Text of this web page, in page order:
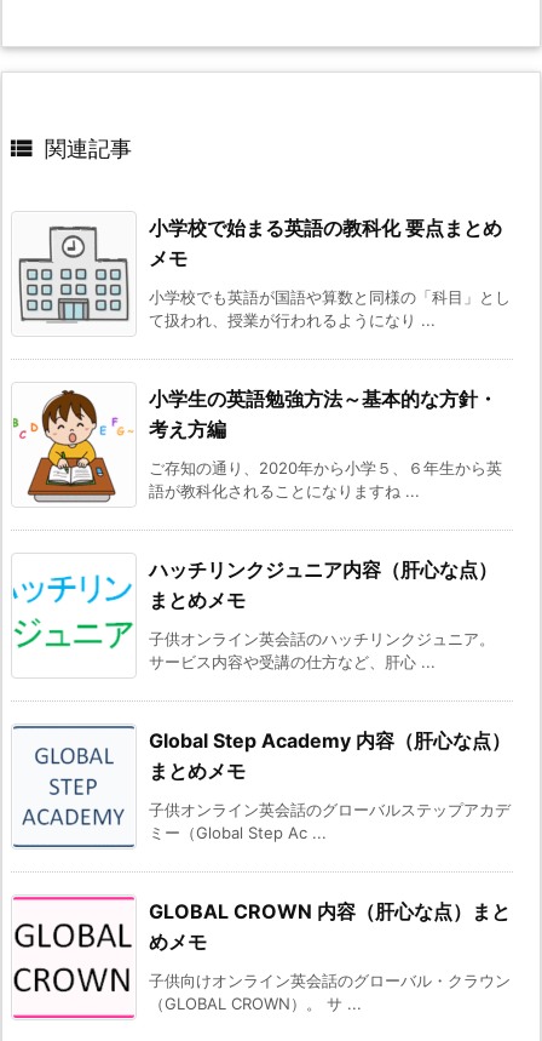
 関連記事
小学校で始まる英語の教科化 要点まとめ
メモ
小学校でも英語が国語や算数と同様の「科目」とし
て扱われ、授業が行われるようになり ...
小学生の英語勉強方法～基本的な方針・
考え方編
ご存知の通り、2020年から小学５、６年生から英
語が教科化されることになりますね ...
ハッチリンクジュニア内容（肝心な点）
まとめメモ
子供オンライン英会話のハッチリンクジュニア。
サービス内容や受講の仕方など、肝心 ...
Global Step Academy 内容（肝心な点）
まとめメモ
子供オンライン英会話のグローバルステップアカデ
ミー（Global Step Ac ...
GLOBAL CROWN 内容（肝心な点）まと
めメモ
子供向けオンライン英会話のグローバル・クラウン
（GLOBAL CROWN）。 サ ...